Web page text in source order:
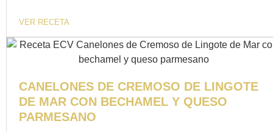
VER RECETA
CANELONES DE CREMOSO DE LINGOTE
DE MAR CON BECHAMEL Y QUESO
PARMESANO